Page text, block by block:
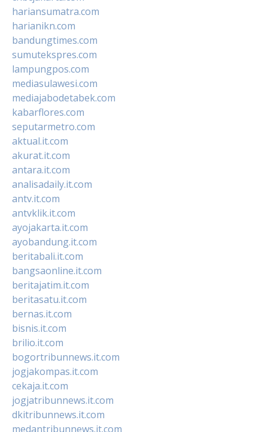
hariansumatra.com
harianikn.com
bandungtimes.com
sumutekspres.com
lampungpos.com
mediasulawesi.com
mediajabodetabek.com
kabarflores.com
seputarmetro.com
aktual.it.com
akurat.it.com
antara.it.com
analisadaily.it.com
antv.it.com
antvklik.it.com
ayojakarta.it.com
ayobandung.it.com
beritabali.it.com
bangsaonline.it.com
beritajatim.it.com
beritasatu.it.com
bernas.it.com
bisnis.it.com
brilio.it.com
bogortribunnews.it.com
jogjakompas.it.com
cekaja.it.com
jogjatribunnews.it.com
dkitribunnews.it.com
medantribunnews.it.com